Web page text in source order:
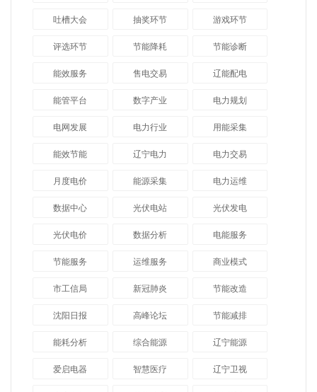
吐槽大会 抽奖环节 游戏环节
评选环节 节能降耗 节能诊断
能效服务 售电交易 辽能配电
能管平台 数字产业 电力规划
电网发展 电力行业 用能采集
能效节能 辽宁电力 电力交易
月度电价 能源采集 电力运维
数据中心 光伏电站 光伏发电
光伏电价 数据分析 电能服务
节能服务 运维服务 商业模式
市工信局 新冠肺炎 节能改造
沈阳日报 高峰论坛 节能减排
能耗分析 综合能源 辽宁能源
爱启电器 智慧医疗 辽宁卫视